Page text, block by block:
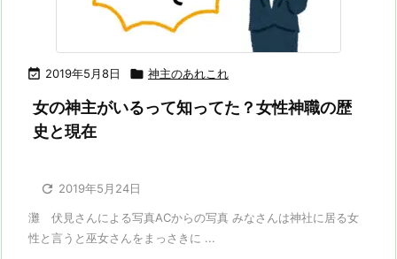
 2019年5月8日  神主のあれこれ
女の神主がいるって知ってた？女性神職の歴
史と現在
 2019年5月24日
灘 伏見さんによる写真ACからの写真 みなさんは神社に居る女
性と言うと巫女さんをまっさきに ...